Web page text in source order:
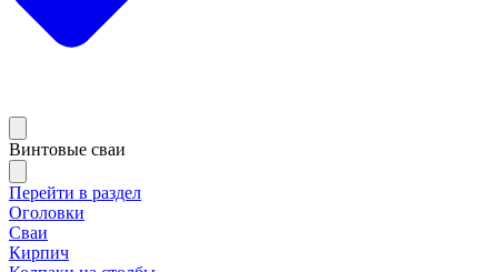
Винтовые сваи
Перейти в раздел
Оголовки
Сваи
Кирпич